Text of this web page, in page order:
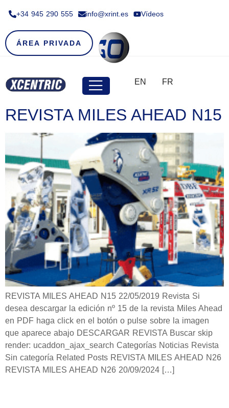
+34 945 290 555​ info@xrint.es Vídeos
ÁREA PRIVADA
EN FR
REVISTA MILES AHEAD N15
REVISTA MILES AHEAD N15 22/05/2019 Revista Si
desea descargar la edición nº 15 de la revista Miles Ahead
en PDF haga click en el botón o pulse sobre la imagen
que aparece abajo DESCARGAR REVISTA Buscar skip
render: ucaddon_ajax_search Categorías Noticias Revista
Sin categoría Related Posts REVISTA MILES AHEAD N26
REVISTA MILES AHEAD N26 20/09/2024 […]